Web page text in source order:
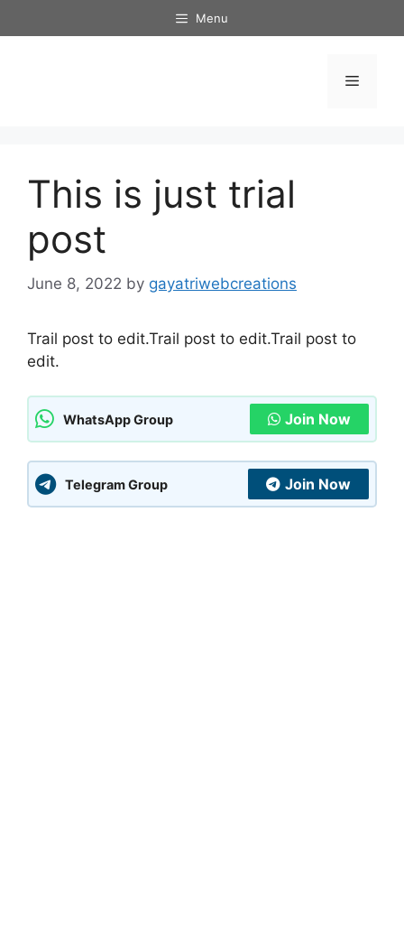
to
Menu
Menu
This is just trial
post
June 8, 2022 by gayatriwebcreations
Trail post to edit.Trail post to edit.Trail post to
edit.
WhatsApp Group Join Now
Telegram Group Join Now